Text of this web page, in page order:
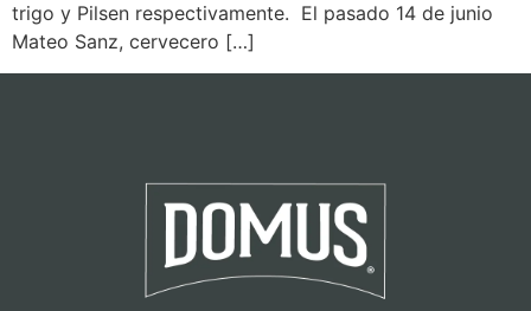
trigo y Pilsen respectivamente. El pasado 14 de junio
Mateo Sanz, cervecero […]